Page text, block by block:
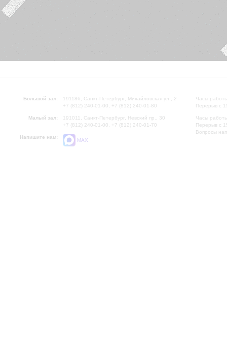
Большой зал:
191186, Санкт-Петербург, Михайловская ул., 2
+7 (812) 240-01-00, +7 (812) 240-01-80
Малый зал:
191011, Санкт-Петербург, Невский пр., 30
+7 (812) 240-01-00, +7 (812) 240-01-70
Напишите нам:
MAX
Часы
Перерыв с
Часы
Перерыв с
Вопросы